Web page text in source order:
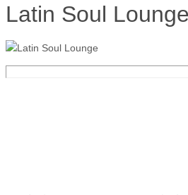
Latin Soul Lounge